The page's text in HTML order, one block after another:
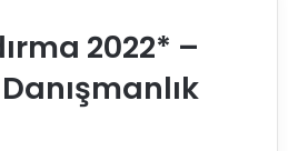
2022* –